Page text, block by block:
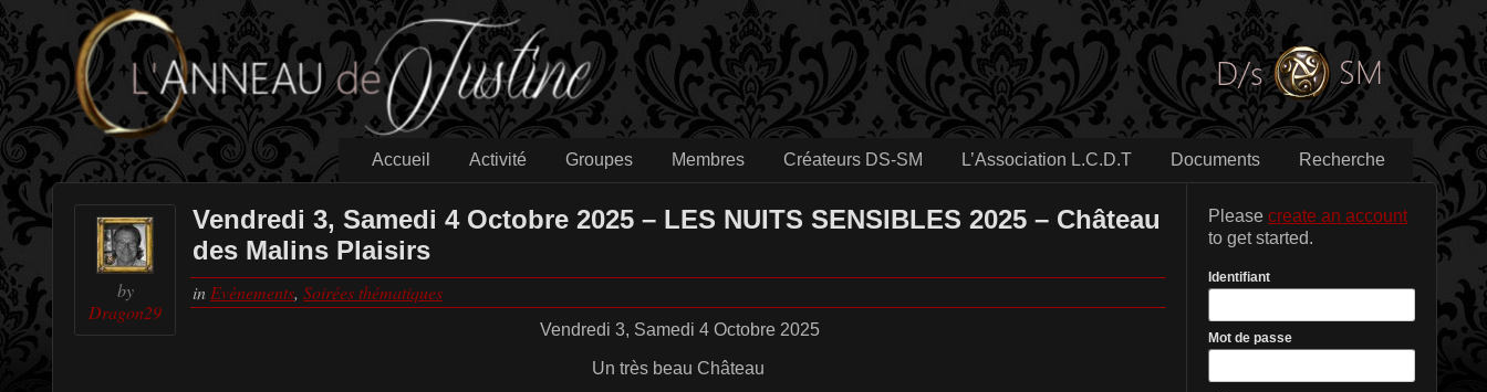
Accueil Activité Groupes Membres Créateurs DS-SM L’Association L.C.D.T Documents Recherche
by
Dragon29
Vendredi 3, Samedi 4 Octobre 2025 – LES NUITS SENSIBLES 2025 – Château
des Malins Plaisirs
in Evènements, Soirées thématiques
Vendredi 3, Samedi 4 Octobre 2025
Un très beau Château
Please create an account
to get started.
Identifiant
Mot de passe